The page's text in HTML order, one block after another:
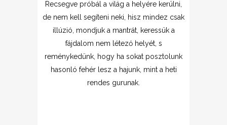
Recsegve próbál a világ a helyére kerülni,
de nem kell segíteni neki, hisz mindez csak
illúzió, mondjuk a mantrát, keressük a
fájdalom nem létező helyét, s
reménykedünk, hogy ha sokat posztolunk
hasonló fehér lesz a hajunk, mint a heti
rendes gurunak.